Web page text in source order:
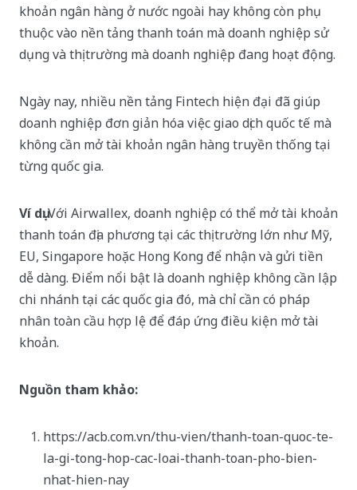
khoản ngân hàng ở nước ngoài hay không còn phụ
thuộc vào nền tảng thanh toán mà doanh nghiệp sử
dụng và thị trường mà doanh nghiệp đang hoạt động.
Ngày nay, nhiều nền tảng Fintech hiện đại đã giúp
doanh nghiệp đơn giản hóa việc giao dịch quốc tế mà
không cần mở tài khoản ngân hàng truyền thống tại
từng quốc gia.
Ví dụ: Với Airwallex, doanh nghiệp có thể mở tài khoản
thanh toán địa phương tại các thị trường lớn như Mỹ,
EU, Singapore hoặc Hong Kong để nhận và gửi tiền
dễ dàng. Điểm nổi bật là doanh nghiệp không cần lập
chi nhánh tại các quốc gia đó, mà chỉ cần có pháp
nhân toàn cầu hợp lệ để đáp ứng điều kiện mở tài
khoản.
Nguồn tham khảo:
https://acb.com.vn/thu-vien/thanh-toan-quoc-te-
la-gi-tong-hop-cac-loai-thanh-toan-pho-bien-
nhat-hien-nay